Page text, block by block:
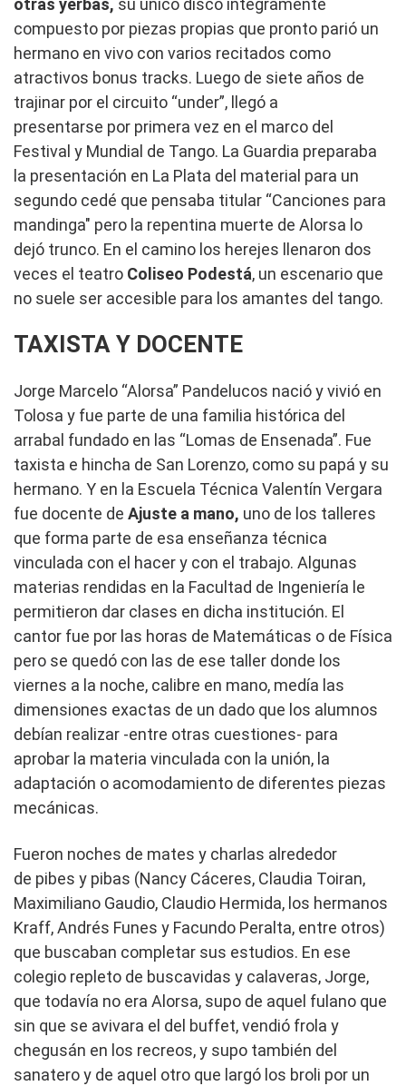
otras yerbas, su único disco íntegramente
compuesto por piezas propias que pronto parió un
hermano en vivo con varios recitados como
atractivos bonus tracks. Luego de siete años de
trajinar por el circuito “under”, llegó a
presentarse por primera vez en el marco del
Festival y Mundial de Tango. La Guardia preparaba
la presentación en La Plata del material para un
segundo cedé que pensaba titular “Canciones para
mandinga" pero la repentina muerte de Alorsa lo
dejó trunco. En el camino los herejes llenaron dos
veces el teatro Coliseo Podestá, un escenario que
no suele ser accesible para los amantes del tango.
TAXISTA Y DOCENTE
Jorge Marcelo “Alorsa” Pandelucos nació y vivió en
Tolosa y fue parte de una familia histórica del
arrabal fundado en las “Lomas de Ensenada”. Fue
taxista e hincha de San Lorenzo, como su papá y su
hermano. Y en la Escuela Técnica Valentín Vergara
fue docente de Ajuste a mano, uno de los talleres
que forma parte de esa enseñanza técnica
vinculada con el hacer y con el trabajo. Algunas
materias rendidas en la Facultad de Ingeniería le
permitieron dar clases en dicha institución. El
cantor fue por las horas de Matemáticas o de Física
pero se quedó con las de ese taller donde los
viernes a la noche, calibre en mano, medía las
dimensiones exactas de un dado que los alumnos
debían realizar -entre otras cuestiones- para
aprobar la materia vinculada con la unión, la
adaptación o acomodamiento de diferentes piezas
mecánicas.
Fueron noches de mates y charlas alrededor
de pibes y pibas (Nancy Cáceres, Claudia Toiran,
Maximiliano Gaudio, Claudio Hermida, los hermanos
Kraff, Andrés Funes y Facundo Peralta, entre otros)
que buscaban completar sus estudios. En ese
colegio repleto de buscavidas y calaveras, Jorge,
que todavía no era Alorsa, supo de aquel fulano que
sin que se avivara el del buffet, vendió frola y
chegusán en los recreos, y supo también del
sanatero y de aquel otro que largó los broli por un